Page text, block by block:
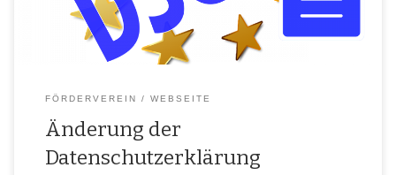
FÖRDERVEREIN WEBSEITE
Änderung der
Datenschutzerklärung